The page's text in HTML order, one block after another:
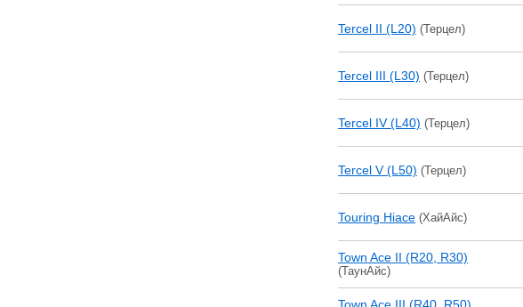
Tercel II (L20) (Терцел)
Tercel III (L30) (Терцел)
Tercel IV (L40) (Терцел)
Tercel V (L50) (Терцел)
Touring Hiace (ХайАйс)
Town Ace II (R20, R30)
(ТаунАйс)